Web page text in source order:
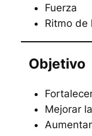
Fuerza
Ritmo de
Objetivo
Mejorar